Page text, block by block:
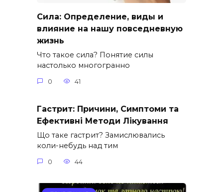
Сила: Определение, виды и
влияние на нашу повседневную
жизнь
Что такое сила? Понятие силы
настолько многогранно
0 41
Гастрит: Причини, Симптоми та
Ефективні Методи Лікування
Що таке гастрит? Замислювались
коли-небудь над тим
0 44